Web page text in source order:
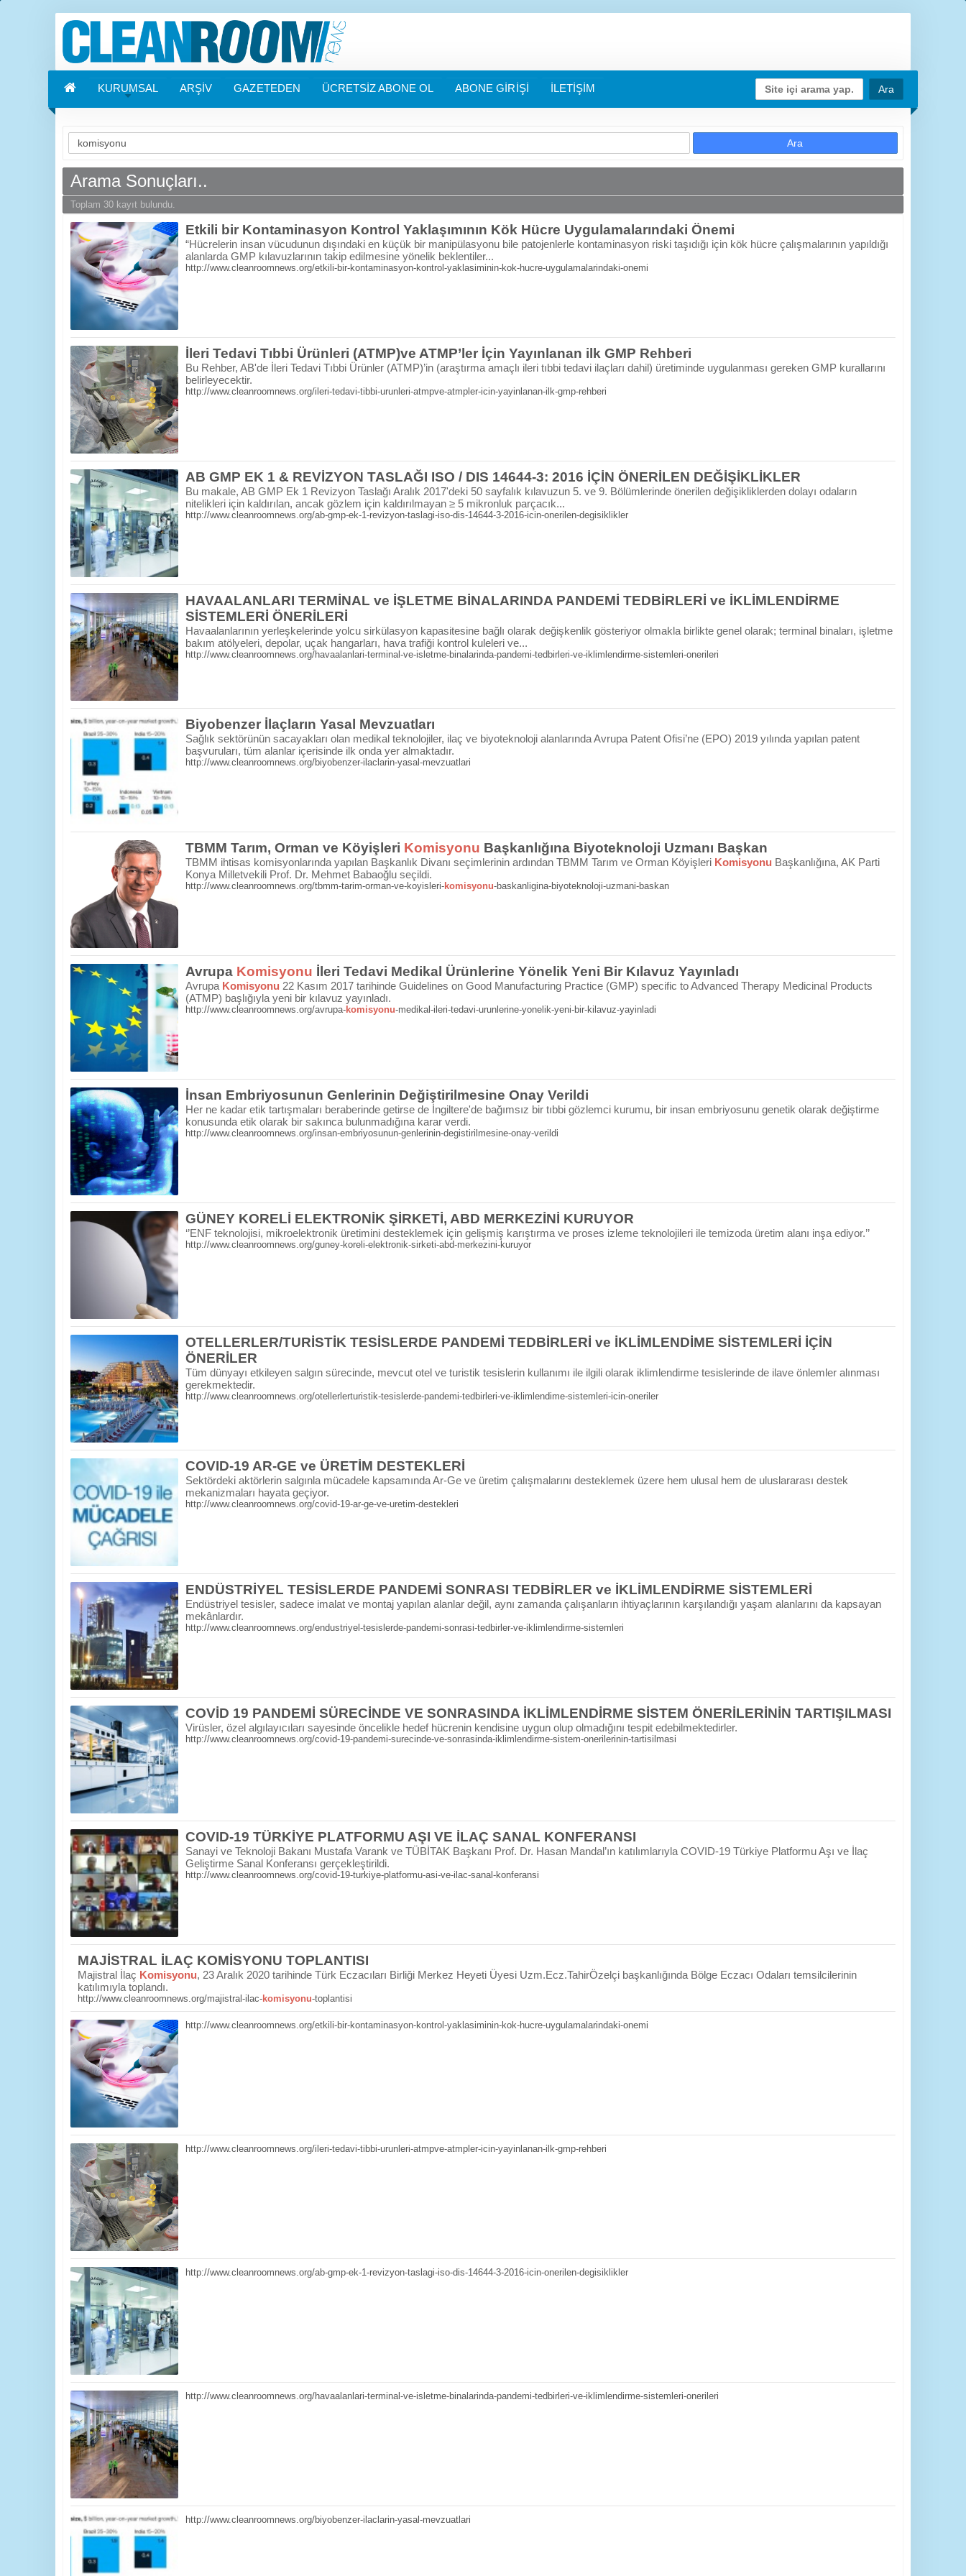
KURUMSAL ARŞİV GAZETEDEN ÜCRETSİZ ABONE OL ABONE GİRİŞİ İLETİŞİM
Arama Sonuçları..
Toplam 30 kayıt bulundu.
Etkili bir Kontaminasyon Kontrol Yaklaşımının Kök Hücre Uygulamalarındaki Önemi
“Hücrelerin insan vücudunun dışındaki en küçük bir manipülasyonu bile patojenlerle kontaminasyon riski taşıdığı için kök hücre çalışmalarının yapıldığı
alanlarda GMP kılavuzlarının takip edilmesine yönelik beklentiler...
http://www.cleanroomnews.org/etkili-bir-kontaminasyon-kontrol-yaklasiminin-kok-hucre-uygulamalarindaki-onemi
İleri Tedavi Tıbbi Ürünleri (ATMP)ve ATMP’ler İçin Yayınlanan ilk GMP Rehberi
Bu Rehber, AB'de İleri Tedavi Tıbbi Ürünler (ATMP)’in (araştırma amaçlı ileri tıbbi tedavi ilaçları dahil) üretiminde uygulanması gereken GMP kurallarını
belirleyecektir.
http://www.cleanroomnews.org/ileri-tedavi-tibbi-urunleri-atmpve-atmpler-icin-yayinlanan-ilk-gmp-rehberi
AB GMP EK 1 & REVİZYON TASLAĞI ISO / DIS 14644-3: 2016 İÇİN ÖNERİLEN DEĞİŞİKLİKLER
Bu makale, AB GMP Ek 1 Revizyon Taslağı Aralık 2017'deki 50 sayfalık kılavuzun 5. ve 9. Bölümlerinde önerilen değişikliklerden dolayı odaların
nitelikleri için kaldırılan, ancak gözlem için kaldırılmayan ≥ 5 mikronluk parçacık...
http://www.cleanroomnews.org/ab-gmp-ek-1-revizyon-taslagi-iso-dis-14644-3-2016-icin-onerilen-degisiklikler
HAVAALANLARI TERMİNAL ve İŞLETME BİNALARINDA PANDEMİ TEDBİRLERİ ve İKLİMLENDİRME
SİSTEMLERİ ÖNERİLERİ
Havaalanlarının yerleşkelerinde yolcu sirkülasyon kapasitesine bağlı olarak değişkenlik gösteriyor olmakla birlikte genel olarak; terminal binaları, işletme
bakım atölyeleri, depolar, uçak hangarları, hava trafiği kontrol kuleleri ve...
http://www.cleanroomnews.org/havaalanlari-terminal-ve-isletme-binalarinda-pandemi-tedbirleri-ve-iklimlendirme-sistemleri-onerileri
Biyobenzer İlaçların Yasal Mevzuatları
Sağlık sektörünün sacayakları olan medikal teknolojiler, ilaç ve biyoteknoloji alanlarında Avrupa Patent Ofisi’ne (EPO) 2019 yılında yapılan patent
başvuruları, tüm alanlar içerisinde ilk onda yer almaktadır.
http://www.cleanroomnews.org/biyobenzer-ilaclarin-yasal-mevzuatlari
TBMM Tarım, Orman ve Köyişleri Komisyonu Başkanlığına Biyoteknoloji Uzmanı Başkan
TBMM ihtisas komisyonlarında yapılan Başkanlık Divanı seçimlerinin ardından TBMM Tarım ve Orman Köyişleri Komisyonu Başkanlığına, AK Parti
Konya Milletvekili Prof. Dr. Mehmet Babaoğlu seçildi.
http://www.cleanroomnews.org/tbmm-tarim-orman-ve-koyisleri-komisyonu-baskanligina-biyoteknoloji-uzmani-baskan
Avrupa Komisyonu İleri Tedavi Medikal Ürünlerine Yönelik Yeni Bir Kılavuz Yayınladı
Avrupa Komisyonu 22 Kasım 2017 tarihinde Guidelines on Good Manufacturing Practice (GMP) specific to Advanced Therapy Medicinal Products
(ATMP) başlığıyla yeni bir kılavuz yayınladı.
http://www.cleanroomnews.org/avrupa-komisyonu-medikal-ileri-tedavi-urunlerine-yonelik-yeni-bir-kilavuz-yayinladi
İnsan Embriyosunun Genlerinin Değiştirilmesine Onay Verildi
Her ne kadar etik tartışmaları beraberinde getirse de İngiltere'de bağımsız bir tıbbi gözlemci kurumu, bir insan embriyosunu genetik olarak değiştirme
konusunda etik olarak bir sakınca bulunmadığına karar verdi.
http://www.cleanroomnews.org/insan-embriyosunun-genlerinin-degistirilmesine-onay-verildi
GÜNEY KORELİ ELEKTRONİK ŞİRKETİ, ABD MERKEZİNİ KURUYOR
‘’ENF teknolojisi, mikroelektronik üretimini desteklemek için gelişmiş karıştırma ve proses izleme teknolojileri ile temizoda üretim alanı inşa ediyor.’’
http://www.cleanroomnews.org/guney-koreli-elektronik-sirketi-abd-merkezini-kuruyor
OTELLERLER/TURİSTİK TESİSLERDE PANDEMİ TEDBİRLERİ ve İKLİMLENDİME SİSTEMLERİ İÇİN
ÖNERİLER
Tüm dünyayı etkileyen salgın sürecinde, mevcut otel ve turistik tesislerin kullanımı ile ilgili olarak iklimlendirme tesislerinde de ilave önlemler alınması
gerekmektedir.
http://www.cleanroomnews.org/otellerlerturistik-tesislerde-pandemi-tedbirleri-ve-iklimlendime-sistemleri-icin-oneriler
COVID-19 AR-GE ve ÜRETİM DESTEKLERİ
Sektördeki aktörlerin salgınla mücadele kapsamında Ar-Ge ve üretim çalışmalarını desteklemek üzere hem ulusal hem de uluslararası destek
mekanizmaları hayata geçiyor.
http://www.cleanroomnews.org/covid-19-ar-ge-ve-uretim-destekleri
ENDÜSTRİYEL TESİSLERDE PANDEMİ SONRASI TEDBİRLER ve İKLİMLENDİRME SİSTEMLERİ
Endüstriyel tesisler, sadece imalat ve montaj yapılan alanlar değil, aynı zamanda çalışanların ihtiyaçlarının karşılandığı yaşam alanlarını da kapsayan
mekânlardır.
http://www.cleanroomnews.org/endustriyel-tesislerde-pandemi-sonrasi-tedbirler-ve-iklimlendirme-sistemleri
COVİD 19 PANDEMİ SÜRECİNDE VE SONRASINDA İKLİMLENDİRME SİSTEM ÖNERİLERİNİN TARTIŞILMASI
Virüsler, özel algılayıcıları sayesinde öncelikle hedef hücrenin kendisine uygun olup olmadığını tespit edebilmektedirler.
http://www.cleanroomnews.org/covid-19-pandemi-surecinde-ve-sonrasinda-iklimlendirme-sistem-onerilerinin-tartisilmasi
COVID-19 TÜRKİYE PLATFORMU AŞI VE İLAÇ SANAL KONFERANSI
Sanayi ve Teknoloji Bakanı Mustafa Varank ve TÜBİTAK Başkanı Prof. Dr. Hasan Mandal’ın katılımlarıyla COVID-19 Türkiye Platformu Aşı ve İlaç
Geliştirme Sanal Konferansı gerçekleştirildi.
http://www.cleanroomnews.org/covid-19-turkiye-platformu-asi-ve-ilac-sanal-konferansi
MAJİSTRAL İLAÇ KOMİSYONU TOPLANTISI
Majistral İlaç Komisyonu, 23 Aralık 2020 tarihinde Türk Eczacıları Birliği Merkez Heyeti Üyesi Uzm.Ecz.TahirÖzelçi başkanlığında Bölge Eczacı Odaları temsilcilerinin
katılımıyla toplandı.
http://www.cleanroomnews.org/majistral-ilac-komisyonu-toplantisi
http://www.cleanroomnews.org/etkili-bir-kontaminasyon-kontrol-yaklasiminin-kok-hucre-uygulamalarindaki-onemi
http://www.cleanroomnews.org/ileri-tedavi-tibbi-urunleri-atmpve-atmpler-icin-yayinlanan-ilk-gmp-rehberi
http://www.cleanroomnews.org/ab-gmp-ek-1-revizyon-taslagi-iso-dis-14644-3-2016-icin-onerilen-degisiklikler
http://www.cleanroomnews.org/havaalanlari-terminal-ve-isletme-binalarinda-pandemi-tedbirleri-ve-iklimlendirme-sistemleri-onerileri
http://www.cleanroomnews.org/biyobenzer-ilaclarin-yasal-mevzuatlari